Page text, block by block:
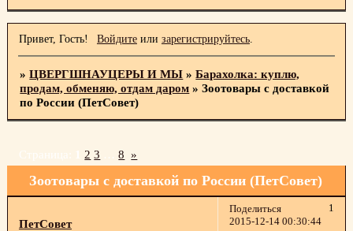
Привет, Гость! Войдитеили зарегистрируйтесь.
»ЦВЕРГШНАУЦЕРЫ И МЫ »Барахолка: куплю,
продам, обменяю, отдам даром »Зоотовары с доставкой
по России (ПетСовет)
Зоотовары с доставкой по России (ПетСовет)
Страница: 1 2 3 … 8 »
Поделиться
1
2015-12-14 00:30:44
ПетСовет